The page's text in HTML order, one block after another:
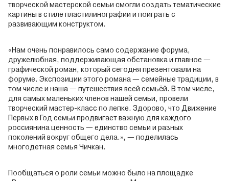
творческой мастерской семьи смогли создать тематические
картины в стиле пластилинографии и поиграть с
развивающим конструктом.
«Нам очень понравилось само содержание форума,
дружелюбная, поддерживающая обстановка и главное —
графической роман, который сегодня презентовали на
форуме. Экспозиции этого романа — семейные традиции, в
том числе и наша — путешествия всей семьёй. В том числе,
для самых маленьких членов нашей семьи, провели
творческий мастер-класс по лепке. Здорово, что Движение
Первых в Год семьи продвигает важную для каждого
россиянина ценность — единство семьи и разных
поколений вокруг общего дела.», — поделилась
многодетная семья Чичкан.
Пообщаться о роли семьи можно было на площадке